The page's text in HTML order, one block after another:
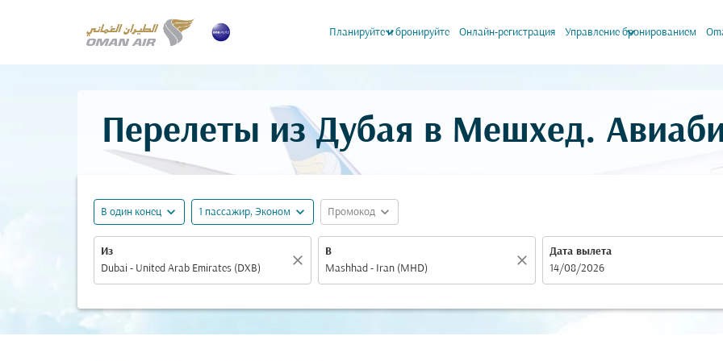
Планируйте и бронируйте
keyboard_arrow_down Онлайн-регистрация Управление бронированием
keyboard_arrow_down
Перелеты из Дубая в Мешхед.
В один конец expand_more 1 пассажир, Эконом expand_more Промокод expand_more
Из
close
В
close
Дата вылета
fc-booking-departure-date-aria-label
14/08/2026